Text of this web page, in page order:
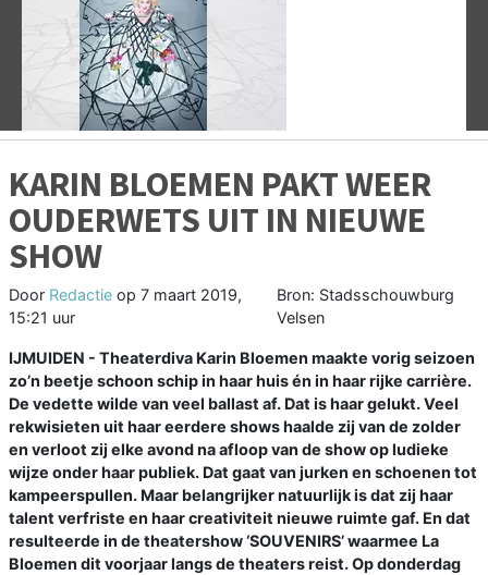
Vorige
KARIN BLOEMEN PAKT WEER
OUDERWETS UIT IN NIEUWE
SHOW
Door Redactie op 7 maart 2019,
15:21 uur
Bron: Stadsschouwburg
Velsen
IJMUIDEN - Theaterdiva Karin Bloemen maakte vorig seizoen
zo’n beetje schoon schip in haar huis én in haar rijke carrière.
De vedette wilde van veel ballast af. Dat is haar gelukt. Veel
rekwisieten uit haar eerdere shows haalde zij van de zolder
en verloot zij elke avond na afloop van de show op ludieke
wijze onder haar publiek. Dat gaat van jurken en schoenen tot
kampeerspullen. Maar belangrijker natuurlijk is dat zij haar
talent verfriste en haar creativiteit nieuwe ruimte gaf. En dat
resulteerde in de theatershow ‘SOUVENIRS’ waarmee La
Bloemen dit voorjaar langs de theaters reist. Op donderdag